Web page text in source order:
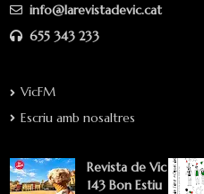
info@larevistadevic.cat
655 343 233
VicFM
Escriu amb nosaltres
Revista de Vic
143 Bon Estiu